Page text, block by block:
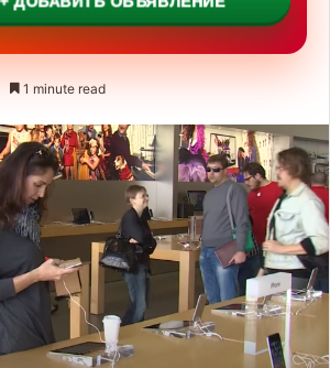
1 minute read